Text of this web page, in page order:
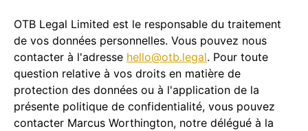
OTB Legal Limited est le responsable du traitement
de vos données personnelles. Vous pouvez nous
contacter à l'adresse hello@otb.legal. Pour toute
question relative à vos droits en matière de
protection des données ou à l'application de la
présente politique de confidentialité, vous pouvez
contacter Marcus Worthington, notre délégué à la